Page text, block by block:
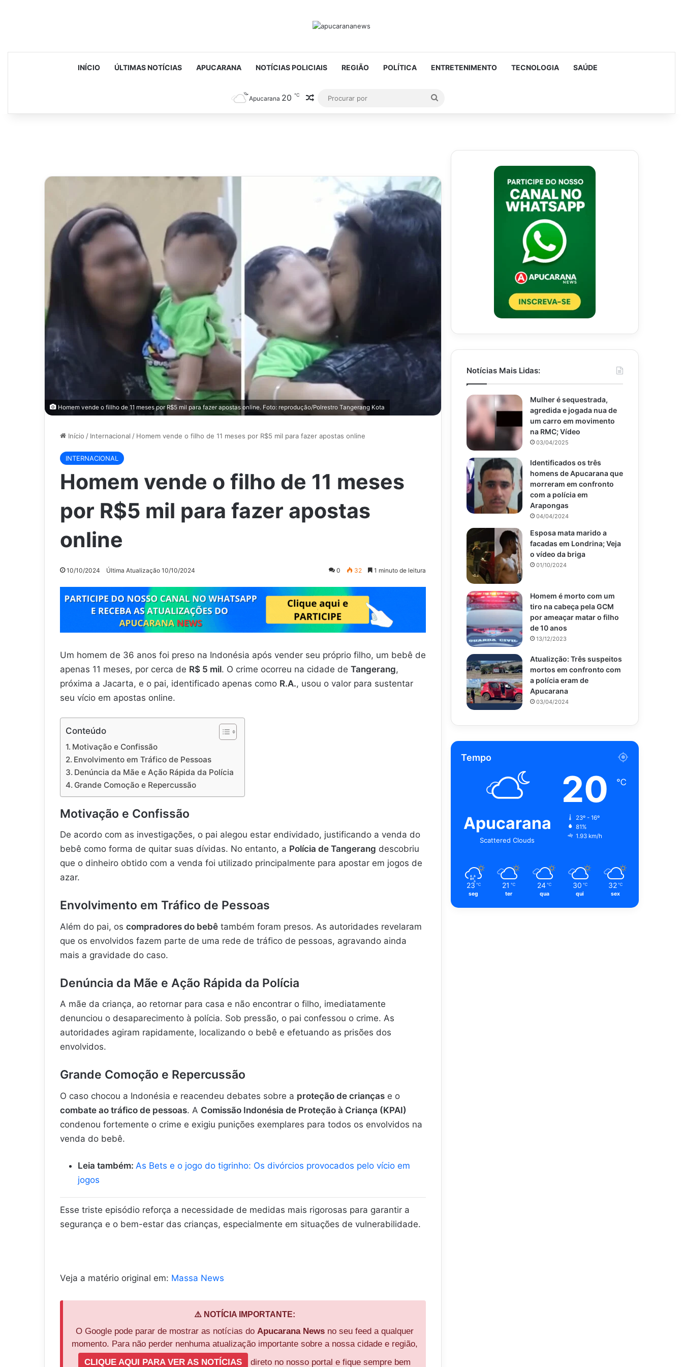
INÍCIO ÚLTIMAS NOTÍCIAS APUCARANA NOTÍCIAS POLICIAIS REGIÃO POLÍTICA ENTRETENIMENTO TECNOLOGIA SAÚDE
Apucarana 20 ℃ Artigo aleatório
por
Homem vende o fillho de 11 meses por R$5 mil para fazer apostas online. Foto: reprodução/Polrestro Tangerang Kota
Início / Internacional / Homem vende o filho de 11 meses por R$5 mil para fazer apostas online
INTERNACIONAL
Homem vende o filho de 11 meses
por R$5 mil para fazer apostas
online
10/10/2024 Última Atualização 10/10/2024 0 32 1 minuto de leitura
Um homem de 36 anos foi preso na Indonésia após vender seu próprio filho, um bebê de
apenas 11 meses, por cerca de R$ 5 mil. O crime ocorreu na cidade de Tangerang,
próxima a Jacarta, e o pai, identificado apenas como R.A., usou o valor para sustentar
seu vício em apostas online.
Conteúdo
Motivação e Confissão
Envolvimento em Tráfico de Pessoas
Denúncia da Mãe e Ação Rápida da Polícia
Grande Comoção e Repercussão
Motivação e Confissão
De acordo com as investigações, o pai alegou estar endividado, justificando a venda do
bebê como forma de quitar suas dívidas. No entanto, a Polícia de Tangerang descobriu
que o dinheiro obtido com a venda foi utilizado principalmente para apostar em jogos de
azar.
Envolvimento em Tráfico de Pessoas
Além do pai, os compradores do bebê também foram presos. As autoridades revelaram
que os envolvidos fazem parte de uma rede de tráfico de pessoas, agravando ainda
mais a gravidade do caso.
Denúncia da Mãe e Ação Rápida da Polícia
A mãe da criança, ao retornar para casa e não encontrar o filho, imediatamente
denunciou o desaparecimento à polícia. Sob pressão, o pai confessou o crime. As
autoridades agiram rapidamente, localizando o bebê e efetuando as prisões dos
envolvidos.
Grande Comoção e Repercussão
O caso chocou a Indonésia e reacendeu debates sobre a proteção de crianças e o
combate ao tráfico de pessoas. A Comissão Indonésia de Proteção à Criança (KPAI)
condenou fortemente o crime e exigiu punições exemplares para todos os envolvidos na
venda do bebê.
Leia também: As Bets e o jogo do tigrinho: Os divórcios provocados pelo vício em
jogos
Esse triste episódio reforça a necessidade de medidas mais rigorosas para garantir a
segurança e o bem-estar das crianças, especialmente em situações de vulnerabilidade.
Veja a matério original em: Massa News
⚠️ NOTÍCIA IMPORTANTE:
O Google pode parar de mostrar as notícias do Apucarana Newsno seu feed a qualquer
momento. Para não perder nenhuma atualização importante sobre a nossa cidade e região,
CLIQUE AQUI PARA VER AS NOTÍCIAS
direto no nosso portal e fique sempre bem
Notícias Mais Lidas:
Mulher é sequestrada,
agredida e jogada nua de
um carro em movimento
na RMC; Vídeo
03/04/2025
Identificados os três
homens de Apucarana que
morreram em confronto
com a polícia em
Arapongas
04/04/2024
Esposa mata marido a
facadas em Londrina; Veja
o vídeo da briga
01/10/2024
Homem é morto com um
tiro na cabeça pela GCM
por ameaçar matar o filho
de 10 anos
13/12/2023
Atualizção: Três suspeitos
mortos em confronto com
a polícia eram de
Apucarana
03/04/2024
Tempo
Apucarana
Scattered Clouds
20 ℃
23º - 16º
81%
1.93 km/h
23 ℃
seg
21 ℃
ter
24 ℃
qua
30 ℃
qui
32 ℃
sex